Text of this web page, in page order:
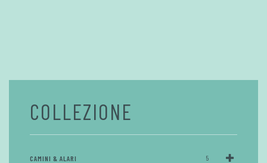
COLLEZIONE
CAMINI & ALARI 5